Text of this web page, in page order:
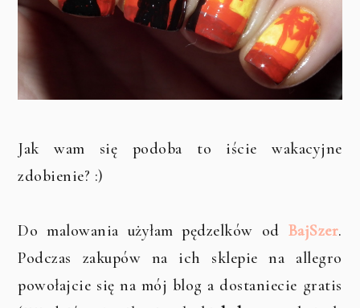
Jak wam się podoba to iście wakacyjne
zdobienie? :)
Do malowania użyłam pędzelków od BajSzer.
Podczas zakupów na ich sklepie na allegro
powołajcie się na mój blog a dostaniecie gratis